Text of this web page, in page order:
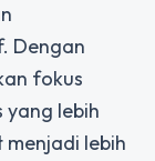
Dengan
fokus
yang lebih
menjadi lebih